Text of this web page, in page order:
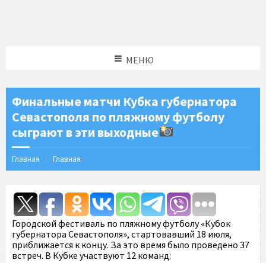
МЕНЮ
Финальные матчи Кубка губернатора
Севастополя по пляжному футболу
сыграют в эти выходные
Главная Главная
Городской фестиваль по пляжному футболу «Кубок
губернатора Севастополя», стартовавший 18 июля,
приближается к концу. За это время было проведено 37
встреч. В Кубке участвуют 12 команд: